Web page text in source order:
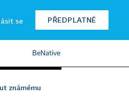
se PŘEDPLATNÉ
BeNative
známému